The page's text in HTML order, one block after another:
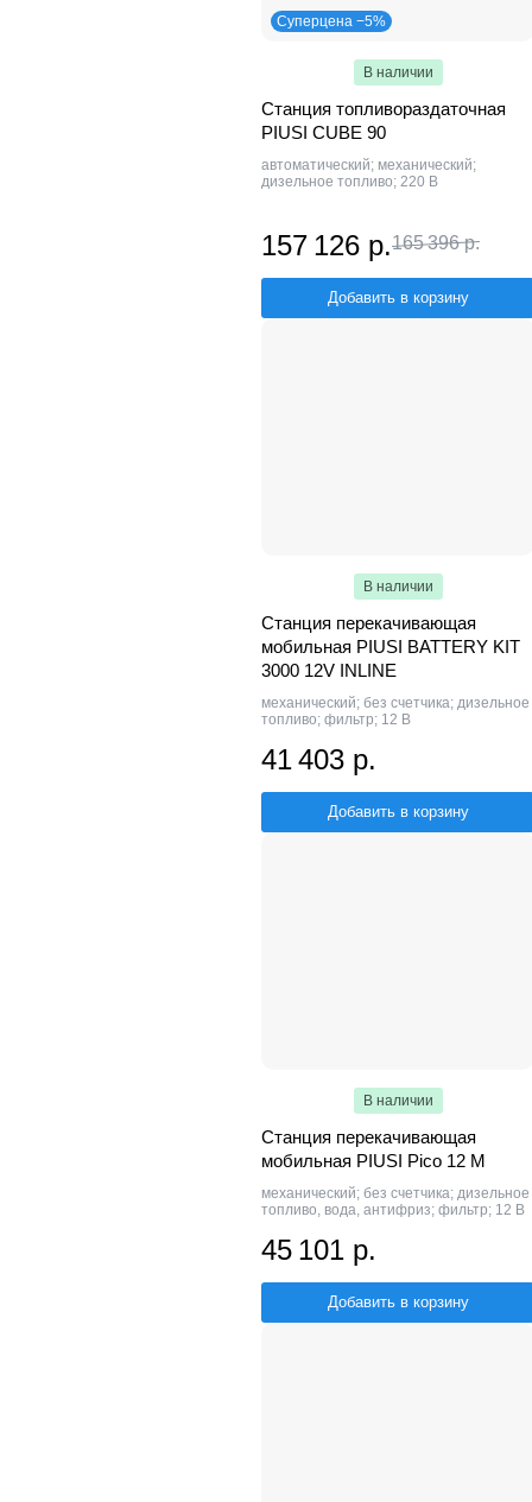
Суперцена −5%
В наличии
Станция топливораздаточная
PIUSI CUBE 90
автоматический; механический;
дизельное топливо; 220 В
157 126 р.165 396 р.
Добавить в корзину
В наличии
Станция перекачивающая
мобильная PIUSI BATTERY KIT
3000 12V INLINE
механический; без счетчика; дизельное
топливо; фильтр; 12 В
41 403 р.
Добавить в корзину
В наличии
Станция перекачивающая
мобильная PIUSI Pico 12 M
механический; без счетчика; дизельное
топливо, вода, антифриз; фильтр; 12 В
45 101 р.
Добавить в корзину